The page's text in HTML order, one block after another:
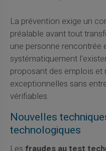
La prévention exige un
préalable avant tout
une personne rencontrée
systématiquement
proposant des emplois
exceptionnelles sans
vérifiables.
Nouvelles
technologiques